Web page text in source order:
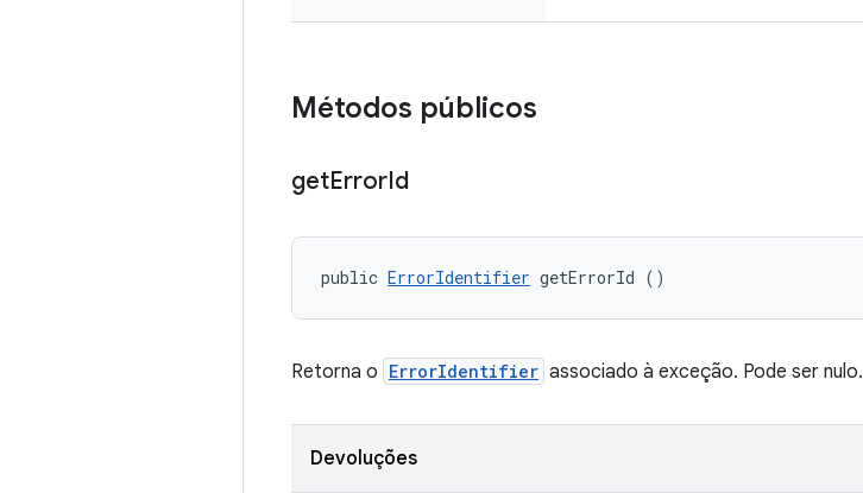
Métodos públicos
getErrorId
public ErrorIdentifier getErrorId ()
Retorna o ErrorIdentifier associado à exceção. Pode ser nulo.
Devoluções